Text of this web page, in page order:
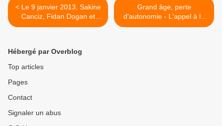
< Le 9 janvier 2013, Sakine
Canciz, Fidan Dogan et
Leyla Söylemez étaient
Grand âge, perte
d'autonomie - L'appel à la
raison des abandonnés du
Hébergé par Overblog
Top articles
Pages
Contact
Signaler un abus